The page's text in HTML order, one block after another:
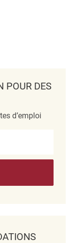
POUR DES
d’emploi